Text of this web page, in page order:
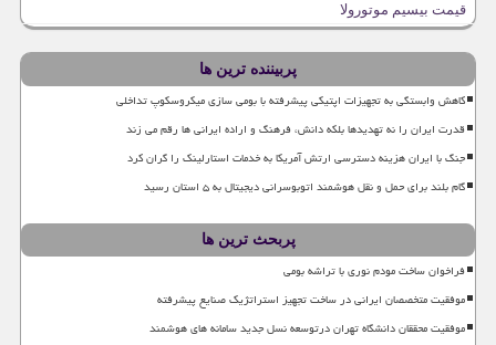
قیمت بیسیم موتورولا
پربیننده ترین ها
کاهش وابستگی به تجهیزات اپتیکی پیشرفته با بومی سازی میکروسکوپ تداخلی
قدرت ایران را نه تهدیدها بلکه دانش، فرهنگ و اراده ایرانی ها رقم می زند
جنگ با ایران هزینه دسترسی ارتش آمریکا به خدمات استارلینک را گران کرد
گام بلند برای حمل و نقل هوشمند اتوبوسرانی دیجیتال به ۵ استان رسید
پربحث ترین ها
فراخوان ساخت مودم نوری با تراشه بومی
موفقیت متخصصان ایرانی در ساخت تجهیز استراتژیک صنایع پیشرفته
موفقیت محققان دانشگاه تهران درتوسعه نسل جدید سامانه های هوشمند